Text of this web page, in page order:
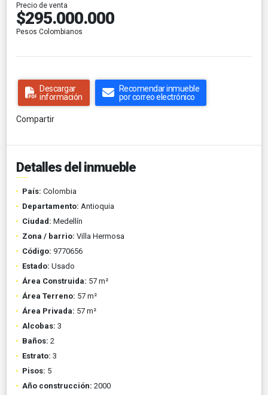
Precio de venta
$295.000.000
Pesos Colombianos
Descargar
información
Recomendar inmueble
por correo electrónico
Compartir
Detalles del inmueble
País: Colombia
Departamento: Antioquia
Ciudad: Medellín
Zona / barrio: Villa Hermosa
Código: 9770656
Estado: Usado
Área Construida: 57 m²
Área Terreno: 57 m²
Área Privada: 57 m²
Alcobas: 3
Baños: 2
Estrato: 3
Pisos: 5
Año construcción: 2000